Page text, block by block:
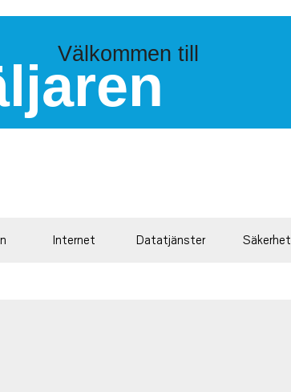
Välkommen till
Internet Datatjänster Säkerhet